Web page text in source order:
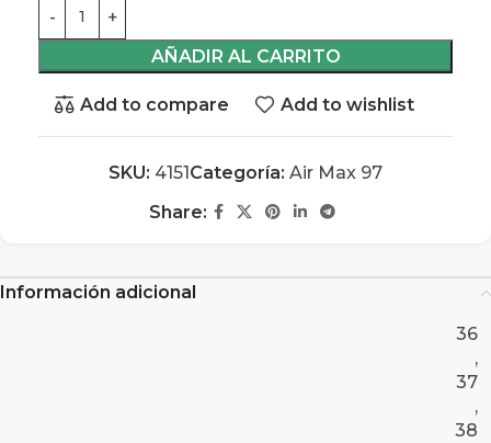
AÑADIR AL CARRITO
Add to compare Add to wishlist
SKU: 4151 Categoría: Air Max 97
Share:
Información adicional
36
,
37
,
38